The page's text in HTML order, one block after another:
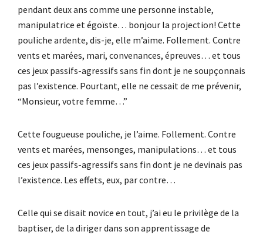
pendant deux ans comme une personne instable,
manipulatrice et égoïste… bonjour la projection! Cette
pouliche ardente, dis-je, elle m’aime. Follement. Contre
vents et marées, mari, convenances, épreuves… et tous
ces jeux passifs-agressifs sans fin dont je ne soupçonnais
pas l’existence. Pourtant, elle ne cessait de me prévenir,
“Monsieur, votre femme…”
Cette fougueuse pouliche, je l’aime. Follement. Contre
vents et marées, mensonges, manipulations… et tous
ces jeux passifs-agressifs sans fin dont je ne devinais pas
l’existence. Les effets, eux, par contre…
Celle qui se disait novice en tout, j’ai eu le privilège de la
baptiser, de la diriger dans son apprentissage de